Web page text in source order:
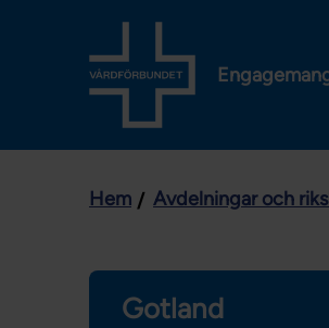
Hem Avdelningar och
Gotland